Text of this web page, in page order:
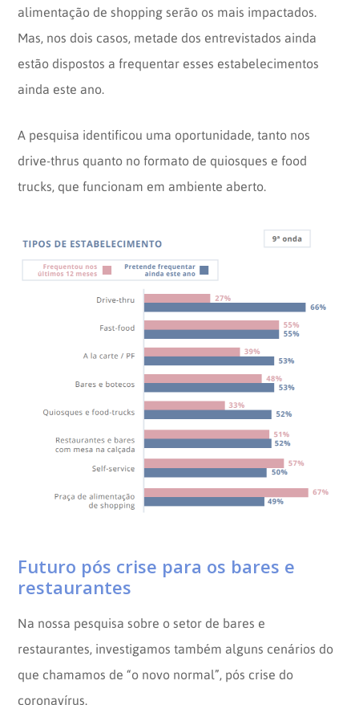
alimentação de shopping serão os mais impactados.
Mas, nos dois casos, metade dos entrevistados ainda
estão dispostos a frequentar esses estabelecimentos
ainda este ano.
A pesquisa identificou uma oportunidade, tanto nos
drive-thrus quanto no formato de quiosques e food
trucks, que funcionam em ambiente aberto.
Futuro pós crise para os bares e
restaurantes
Na nossa pesquisa sobre o setor de bares e
restaurantes, investigamos também alguns cenários do
que chamamos de “o novo normal”, pós crise do
coronavírus.